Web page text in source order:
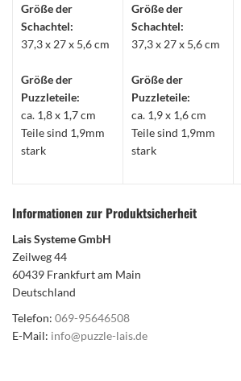
Größe der
Schachtel:
37,3 x 27 x 5,6 cm
Größe der
Puzzleteile:
ca. 1,8 x 1,7 cm
Teile sind 1,9mm
stark
Größe der
Schachtel:
37,3 x 27 x 5,6 cm
Größe der
Puzzleteile:
ca. 1,9 x 1,6 cm
Teile sind 1,9mm
stark
Informationen zur Produktsicherheit
Lais Systeme GmbH
Zeilweg 44
60439 Frankfurt am Main
Deutschland
Telefon: 069-95646508
E-Mail: info@puzzle-lais.de